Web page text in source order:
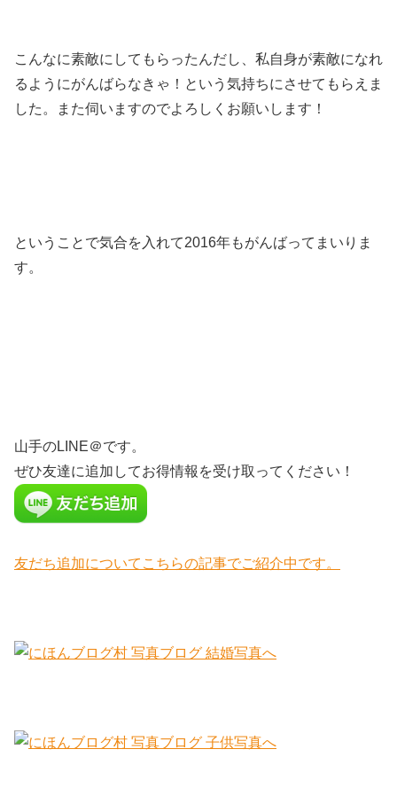
こんなに素敵にしてもらったんだし、私自身が素敵になれ
るようにがんばらなきゃ！という気持ちにさせてもらえま
した。また伺いますのでよろしくお願いします！
ということで気合を入れて2016年もがんばってまいりま
す。
山手のLINE＠です。
ぜひ友達に追加してお得情報を受け取ってください！
友だち追加についてこちらの記事でご紹介中です。